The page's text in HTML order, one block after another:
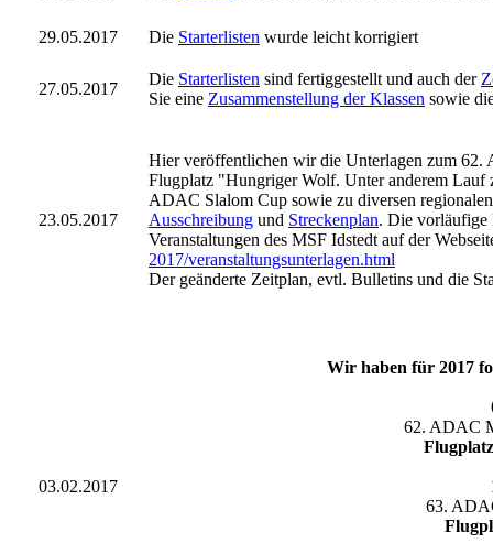
29.05.2017 Die Starterlisten wurde leicht korrigiert
27.05.2017
Die Starterlisten sind fertiggestellt und auch der
Sie eine Zusammenstellung der Klassen sowie
23.05.2017
Hier veröffentlichen wir die Unterlagen zum 62.
Flugplatz "Hungriger Wolf. Unter anderem Lauf
ADAC Slalom Cup sowie zu diversen
Ausschreibung und Streckenplan. Die vorläufige
Veranstaltungen des MSF Idstedt auf der
2017/veranstaltungsunterlagen.html
Der geänderte Zeitplan, evtl. Bulletins und die
03.02.2017
Wir haben für 2017
62. ADAC
63.